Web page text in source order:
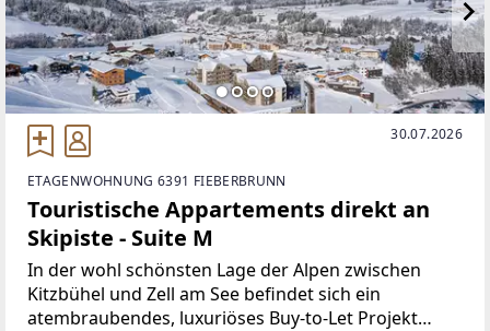
30.07.2026
ETAGENWOHNUNG 6391 FIEBERBRUNN
Touristische Appartements direkt an
Skipiste - Suite M
In der wohl schönsten Lage der Alpen zwischen
Kitzbühel und Zell am See befindet sich ein
atembraubendes, luxuriöses Buy-to-Let Projekt